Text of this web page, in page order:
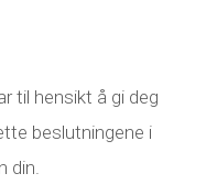
til hensikt å gi deg
beslutningene i
din.